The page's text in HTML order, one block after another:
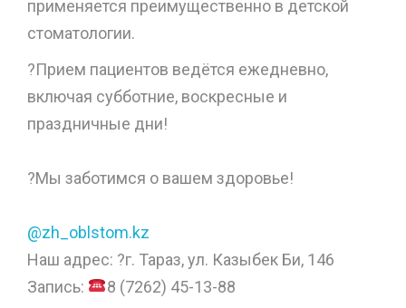
применяется преимущественно в детской
стоматологии.
?Прием пациентов ведётся ежедневно,
включая субботние, воскресные и
праздничные дни!
?Мы заботимся о вашем здоровье!
@zh_oblstom.kz
Наш адрес: ?г. Тараз, ул. Казыбек Би, 146
Запись:
8 (7262) 45-13-88